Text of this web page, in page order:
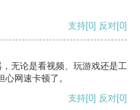
支持[0] 反对[0]
无论是看视频、玩游戏还是工
网速卡顿了。
支持[0] 反对[0]